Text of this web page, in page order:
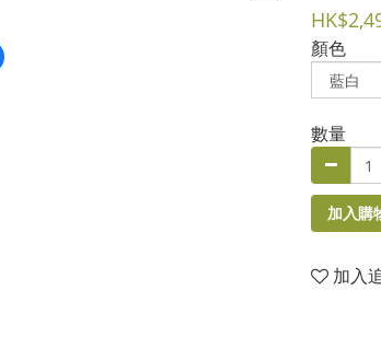
顏色
數量
加入購
加入